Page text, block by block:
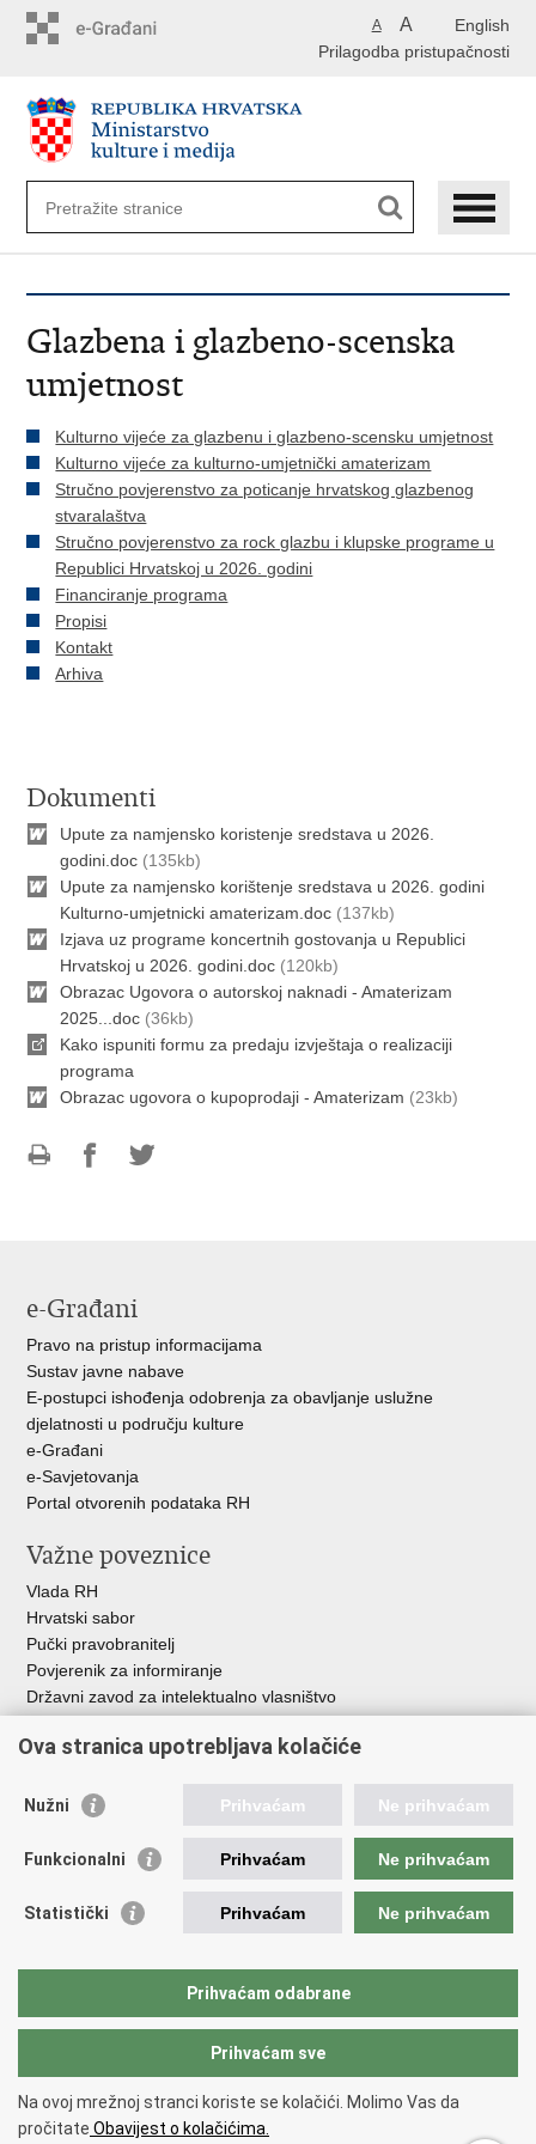
English
A A
Prilagodba pristupačnosti
Glazbena i glazbeno-scenska
umjetnost
Kulturno vijeće za glazbenu i glazbeno-scensku umjetnost
Kulturno vijeće za kulturno-umjetnički amaterizam
Stručno povjerenstvo za poticanje hrvatskog glazbenog
stvaralaštva
Stručno povjerenstvo za rock glazbu i klupske programe u
Republici Hrvatskoj u 2026. godini
Financiranje programa
Propisi
Kontakt
Arhiva
Dokumenti
Upute za namjensko koristenje sredstava u 2026.
godini.doc (135kb)
Upute za namjensko korištenje sredstava u 2026. godini
Kulturno-umjetnicki amaterizam.doc (137kb)
Izjava uz programe koncertnih gostovanja u Republici
Hrvatskoj u 2026. godini.doc (120kb)
Obrazac Ugovora o autorskoj naknadi - Amaterizam
2025...doc (36kb)
Kako ispuniti formu za predaju izvještaja o realizaciji
programa
Obrazac ugovora o kupoprodaji - Amaterizam (23kb)
e-Građani
Pravo na pristup informacijama
Sustav javne nabave
E-postupci ishođenja odobrenja za obavljanje uslužne
djelatnosti u području kulture
e-Građani
e-Savjetovanja
Portal otvorenih podataka RH
Važne poveznice
Vlada RH
Hrvatski sabor
Pučki pravobranitelj
Povjerenik za informiranje
Državni zavod za intelektualno vlasništvo
HAKOM
Ostale poveznice
Hrvatski audiovizualni centar
Creative Europe
EU National Institutes for Culture
Međunarodni centar za podvodnu arheologiju u Zadru (MCPA)
Copyright © 2026 Ministarstvo kulture i medija.
Ova stranica upotrebljava kolačiće
Nužni Prihvaćam Ne prihvaćam
Funkcionalni Prihvaćam Ne prihvaćam
Statistički Prihvaćam Ne prihvaćam
Prihvaćam odabrane
Prihvaćam sve
Na ovoj mrežnoj stranci koriste se kolačići. Molimo Vas da
pročitate Obavijest o kolačićima.